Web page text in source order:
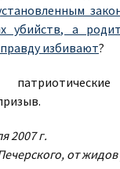
убийств, а
избивают?
2007 г.
от